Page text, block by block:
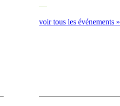
―
voir tous les événements »